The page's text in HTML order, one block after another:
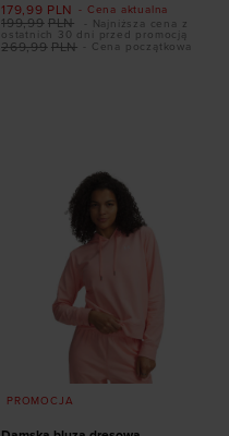
- Cena aktualna
179,99 PLN
- Cena początkowa
269,99 PLN
199,99 PLN
- Najniższa cena z
ostatnich 30 dni przed promocją
PROMOCJA